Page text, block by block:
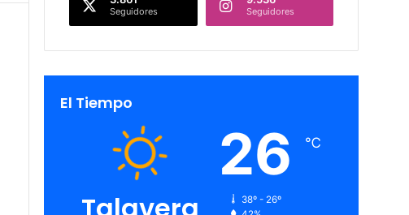
Seguidores Seguidores
El Tiempo
26 ℃
38º - 26º